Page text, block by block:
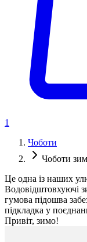
1
Чоботи
Чоботи
Це одна із наших
Водовідштовхуючі
гумова підошва
підкладка у
Привіт, зимо!